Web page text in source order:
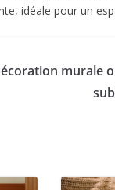
idéale pour un
murale